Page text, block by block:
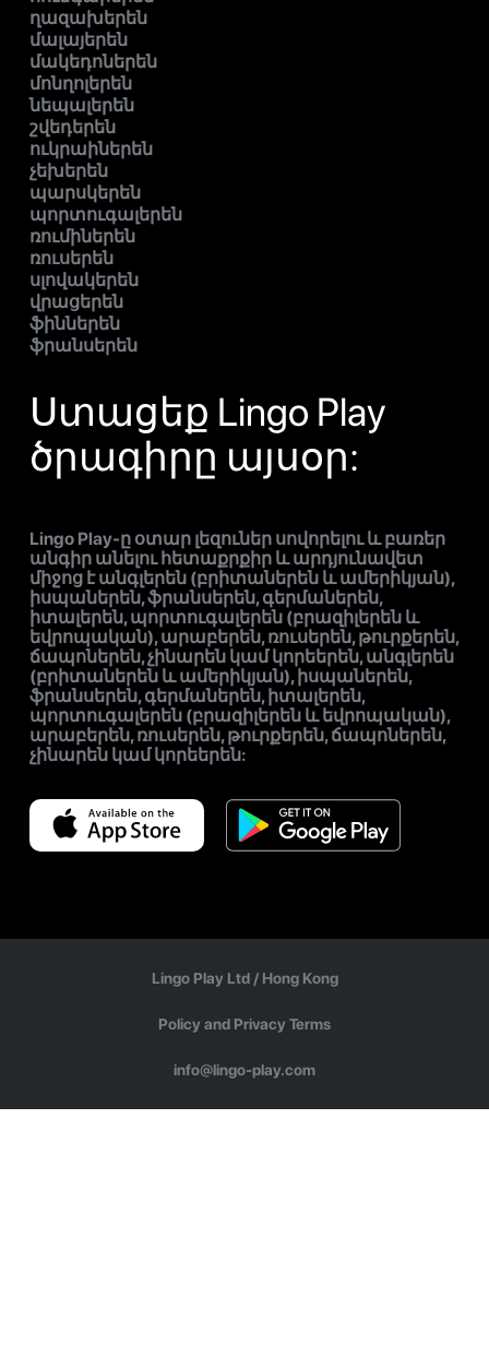
ղազախերեն
մալայերեն
մակեդոներեն
մոնղոլերեն
նեպալերեն
շվեդերեն
ուկրաիներեն
չեխերեն
պարսկերեն
պորտուգալերեն
ռումիներեն
ռուսերեն
սլովակերեն
վրացերեն
ֆիններեն
ֆրանսերեն
Ստացեք Lingo Play
ծրագիրը այսօր:
Lingo Play-ը օտար լեզուներ սովորելու և բառեր
անգիր անելու հետաքրքիր և արդյունավետ
միջոց է անգլերեն (բրիտաներեն և ամերիկյան),
իսպաներեն, ֆրանսերեն, գերմաներեն,
իտալերեն, պորտուգալերեն (բրազիլերեն և
եվրոպական), արաբերեն, ռուսերեն, թուրքերեն,
ճապոներեն, չինարեն կամ կորեերեն, անգլերեն
(բրիտաներեն և ամերիկյան), իսպաներեն,
ֆրանսերեն, գերմաներեն, իտալերեն,
պորտուգալերեն (բրազիլերեն և եվրոպական),
արաբերեն, ռուսերեն, թուրքերեն, ճապոներեն,
չինարեն կամ կորեերեն:
Lingo Play Ltd / Hong Kong
Policy and Privacy Terms
info@lingo-play.com